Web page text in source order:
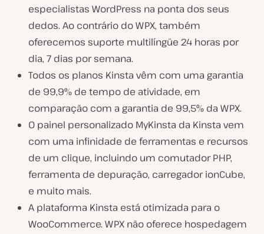
especialistas WordPress na ponta dos seus
dedos. Ao contrário do WPX, também
oferecemos suporte multilíngüe 24 horas por
dia, 7 dias por semana.
Todos os planos Kinsta vêm com uma garantia
de 99,9% de tempo de atividade, em
comparação com a garantia de 99,5% da WPX.
O painel personalizado MyKinsta da Kinsta vem
com uma infinidade de ferramentas e recursos
de um clique, incluindo um comutador PHP,
ferramenta de depuração, carregador ionCube,
e muito mais.
A plataforma Kinsta está otimizada para o
WooCommerce. WPX não oferece hospedagem